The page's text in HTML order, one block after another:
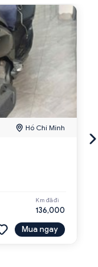
Hồ Chí Minh
Km đã đi
136,000
Mua ngay